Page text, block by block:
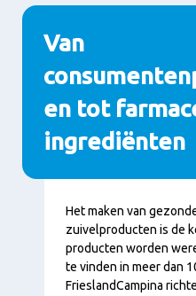
Van
en tot
ingrediënten
Inhoud
Het maken van
zuivelproducten is de
producten worden
te vinden in meer dan
FrieslandCampina